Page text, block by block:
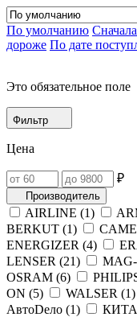
По умолчанию
дороже По дате
Это обязательное поле
Фильтр
Цена
₽
Производитель
AIRLINE (1)
BERKUT (1)
ENERGIZER (4)
LENSER (21)
OSRAM (6)
ON (5) WALSER (1)
АвтоDело (1)